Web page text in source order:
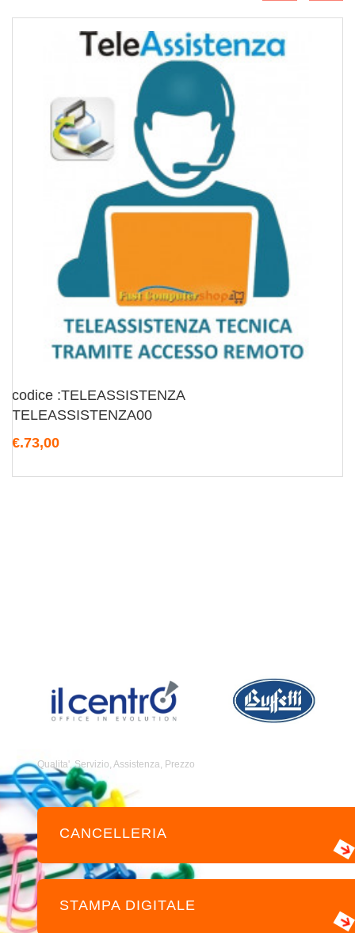
codice :TELEASSISTENZA
TELEASSISTENZA00
€.73,00
Qualita', Servizio, Assistenza, Prezzo
CANCELLERIA
STAMPA DIGITALE